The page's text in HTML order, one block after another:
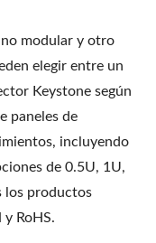
modular y otro
elegir entre un
Keystone según
paneles de
incluyendo
de 0.5U, 1U,
los productos
RoHS.